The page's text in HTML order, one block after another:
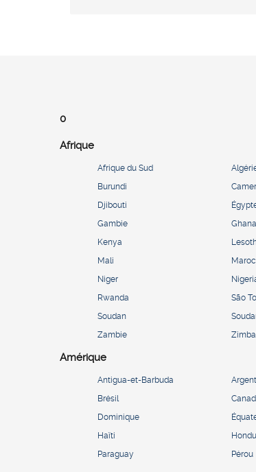
0
Afrique
Afrique du Sud
Burundi
Djibouti
Gambie
Ghana
Kenya
Mali
Maroc
Niger
Rwanda
São
Soudan
Zambie
Amérique
Antigua-et-Barbuda
Brésil
Dominique
Haïti
Paraguay
Pérou